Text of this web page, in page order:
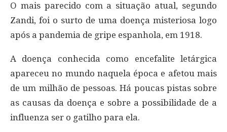
O mais parecido com a situação atual, segundo
Zandi, foi o surto de uma doença misteriosa logo
após a pandemia de gripe espanhola, em 1918.
A doença conhecida como encefalite letárgica
apareceu no mundo naquela época e afetou mais
de um milhão de pessoas. Há poucas pistas sobre
as causas da doença e sobre a possibilidade de a
influenza ser o gatilho para ela.